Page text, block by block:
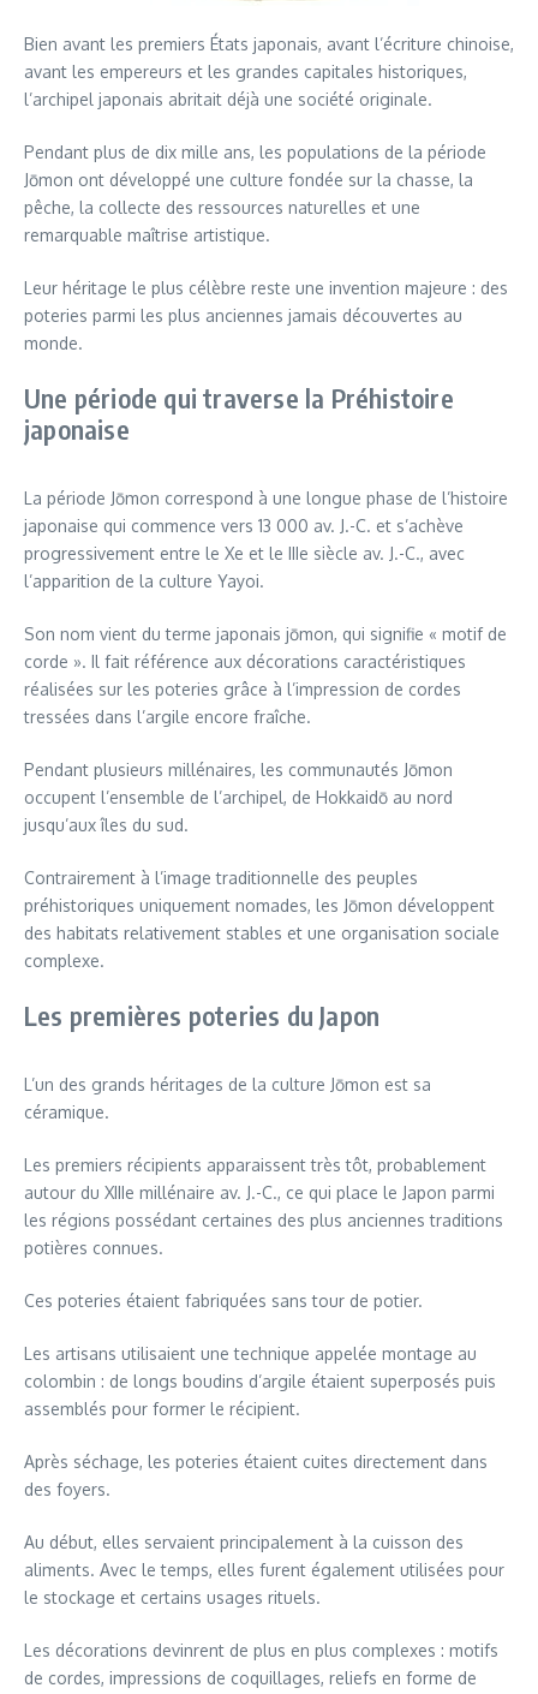
Bien avant les premiers États japonais, avant l’écriture chinoise,
avant les empereurs et les grandes capitales historiques,
l’archipel japonais abritait déjà une société originale.
Pendant plus de dix mille ans, les populations de la période
Jōmon ont développé une culture fondée sur la chasse, la
pêche, la collecte des ressources naturelles et une
remarquable maîtrise artistique.
Leur héritage le plus célèbre reste une invention majeure : des
poteries parmi les plus anciennes jamais découvertes au
monde.
Une période qui traverse la Préhistoire
japonaise
La période Jōmon correspond à une longue phase de l’histoire
japonaise qui commence vers 13 000 av. J.-C. et s’achève
progressivement entre le Xe et le IIIe siècle av. J.-C., avec
l’apparition de la culture Yayoi.
Son nom vient du terme japonais jōmon, qui signifie « motif de
corde ». Il fait référence aux décorations caractéristiques
réalisées sur les poteries grâce à l’impression de cordes
tressées dans l’argile encore fraîche.
Pendant plusieurs millénaires, les communautés Jōmon
occupent l’ensemble de l’archipel, de Hokkaidō au nord
jusqu’aux îles du sud.
Contrairement à l’image traditionnelle des peuples
préhistoriques uniquement nomades, les Jōmon développent
des habitats relativement stables et une organisation sociale
complexe.
Les premières poteries du Japon
L’un des grands héritages de la culture Jōmon est sa
céramique.
Les premiers récipients apparaissent très tôt, probablement
autour du XIIIe millénaire av. J.-C., ce qui place le Japon parmi
les régions possédant certaines des plus anciennes traditions
potières connues.
Ces poteries étaient fabriquées sans tour de potier.
Les artisans utilisaient une technique appelée montage au
colombin : de longs boudins d’argile étaient superposés puis
assemblés pour former le récipient.
Après séchage, les poteries étaient cuites directement dans
des foyers.
Au début, elles servaient principalement à la cuisson des
aliments. Avec le temps, elles furent également utilisées pour
le stockage et certains usages rituels.
Les décorations devinrent de plus en plus complexes : motifs
de cordes, impressions de coquillages, reliefs en forme de